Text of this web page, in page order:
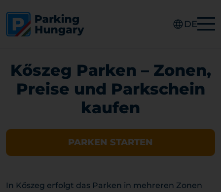
DE
Kőszeg Parken – Zonen,
Preise und Parkschein
kaufen
PARKEN STARTEN
In Kőszeg erfolgt das Parken in mehreren Zonen